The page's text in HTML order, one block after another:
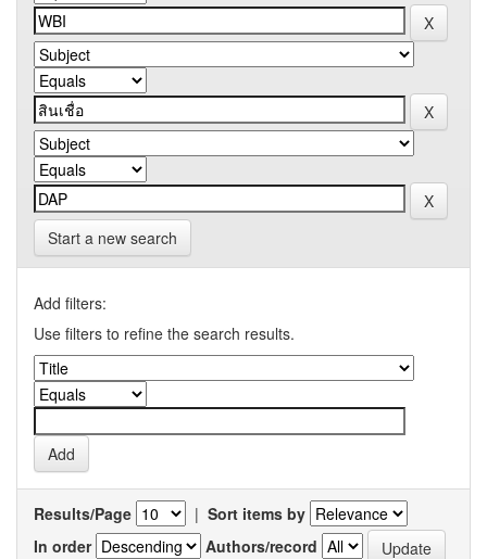
Start a new search
Add filters:
Use filters to refine the search results.
Results/Page | Sort items by
In order
Authors/record